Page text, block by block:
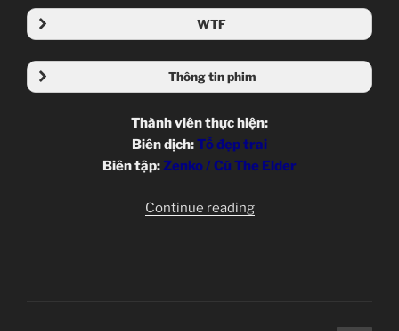
WTF
Thông tin phim
Thành viên thực hiện:
Biên dịch:Tồ đẹp trai
Biên tập:Zenko / Cú The Elder
Continue reading“Gochuumon